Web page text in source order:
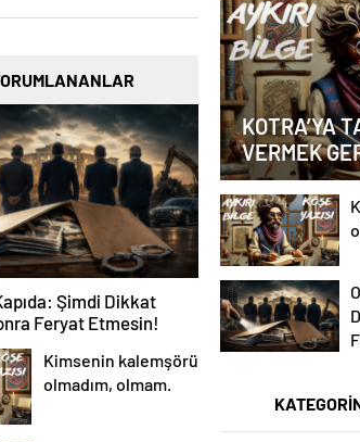
Şimdi Dikkat
Feryat Etmesin!
Kimsenin kalemşörü
olmadım, olmam.
KOTRA’YA
VERMEK